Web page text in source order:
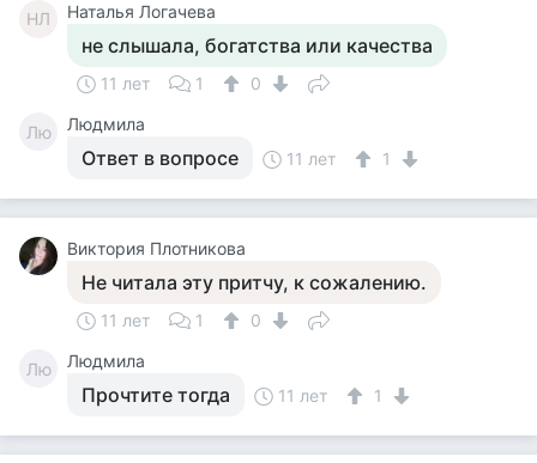
НЛ Наталья Логачева
не слышала, богатства или качества
11 лет 1 0
Лю Людмила
Ответ в вопросе 11 лет 1
Виктория Плотникова
Не читала эту притчу, к сожалению.
11 лет 1 0
Лю Людмила
Прочтите тогда 11 лет 1